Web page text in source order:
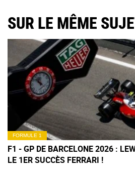
SUR LE MÊME
FORMULE 1
F1 - GP DE BARCELONE 2026 :
LE 1ER SUCCÈS FERRARI !